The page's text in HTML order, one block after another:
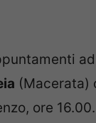
(Macerata)
ore